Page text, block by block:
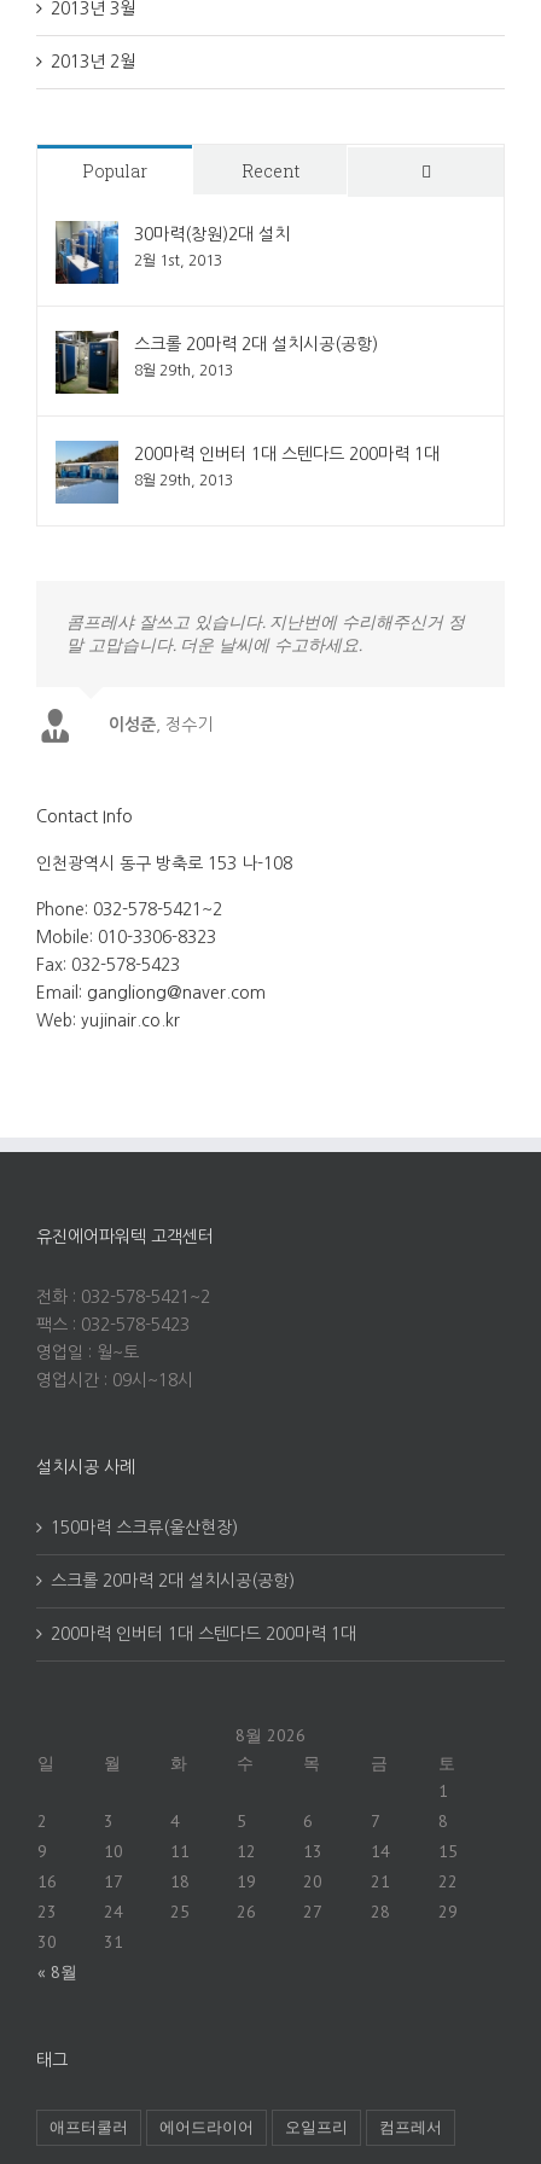
2013년 3월
2013년 2월
Popular Recent
30마력(창원)2대 설치
2월 1st, 2013
스크롤 20마력 2대 설치시공(공항)
8월 29th, 2013
200마력 인버터 1대 스텐다드 200마력 1대
8월 29th, 2013
콤프레샤 잘쓰고 있습니다. 지난번에 수리해주신거 정
말 고맙습니다. 더운 날씨에 수고하세요.
이성준 정수기
Contact Info
인천광역시 동구 방축로 153 나-108
Phone: 032-578-5421~2
Mobile: 010-3306-8323
Fax: 032-578-5423
Email: gangliong@naver.com
Web: yujinair.co.kr
유진에어파워텍 고객센터
전화 : 032-578-5421~2
팩스 : 032-578-5423
영업일 : 월~토
영업시간 : 09시~18시
설치시공 사례
150마력 스크류(울산현장)
스크롤 20마력 2대 설치시공(공항)
200마력 인버터 1대 스텐다드 200마력 1대
8월 2026
일 월 화 수 목 금 토
« 8월
1
2
3 4 5 6 7
8
9
10 11 12 13 14
15
16
17 18 19 20 21
22
23
24 25 26 27 28
29
30
31
태그
애프터쿨러 에어드라이어 오일프리 컴프레서